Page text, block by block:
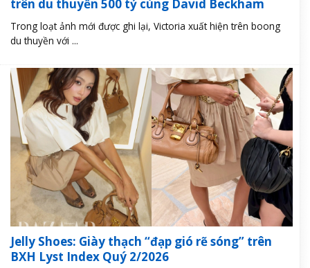
trên du thuyền 500 tỷ cùng David Beckham
Trong loạt ảnh mới được ghi lại, Victoria xuất hiện trên boong
du thuyền với ...
Jelly Shoes: Giày thạch “đạp gió rẽ sóng” trên
BXH Lyst Index Quý 2/2026